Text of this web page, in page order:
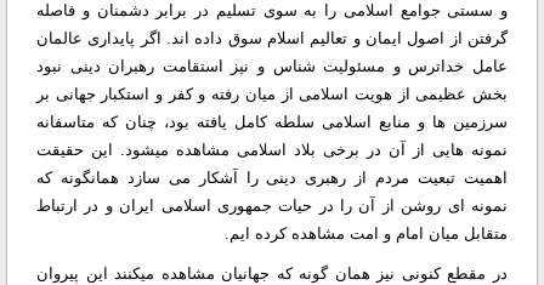
و سستی جوامع اسلامی را به سوی تسلیم در برابر دشمنان و فاصله
گرفتن از اصول ایمان و تعالیم اسلام سوق داده اند. اگر پایداری عالمان
عامل خداترس و مسئولیت شناس و نیز استقامت رهبران دینی نبود
بخش عظیمی از هویت اسلامی از میان رفته و کفر و استکبار جهانی بر
سرزمین ها و منابع اسلامی سلطه کامل یافته بود، چنان که متاسفانه
نمونه هایی از آن در برخی بلاد اسلامی مشاهده میشود. این حقیقت
اهمیت تبعیت مردم از رهبری دینی را آشکار می سازد همانگونه که
نمونه ای روشن از آن را در حیات جمهوری اسلامی ایران و در ارتباط
متقابل میان امام و امت مشاهده کرده ایم.
در مقطع کنونی نیز همان گونه که جهانیان مشاهده میکنند این پیروان